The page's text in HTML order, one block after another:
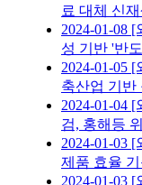
료 대체 신
2024-01-08 [
성 기반 '반
2024-01-05 [
축산업 기
2024-01-04 [
검, 홍해등
2024-01-03 [
제품 효율
2024-01-03 [